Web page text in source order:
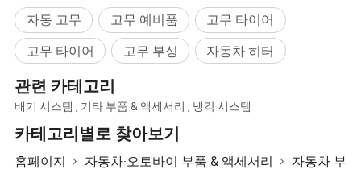
자동 고무 고무 예비품
고무 타이어
고무 타이어
고무 부싱 자동차 히터
관련 카테고리
배기 시스템 , 기타 부품 & 액세서리 , 냉각 시스템
카테고리별로 찾아보기
홈페이지 자동차·오토바이 부품 & 액세서리 자동차 부